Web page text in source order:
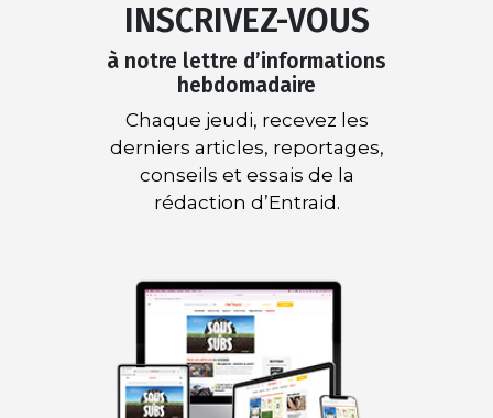
INSCRIVEZ-VOUS
à notre lettre d’informations
hebdomadaire
Chaque jeudi, recevez les
derniers articles, reportages,
conseils et essais de la
rédaction d’Entraid.